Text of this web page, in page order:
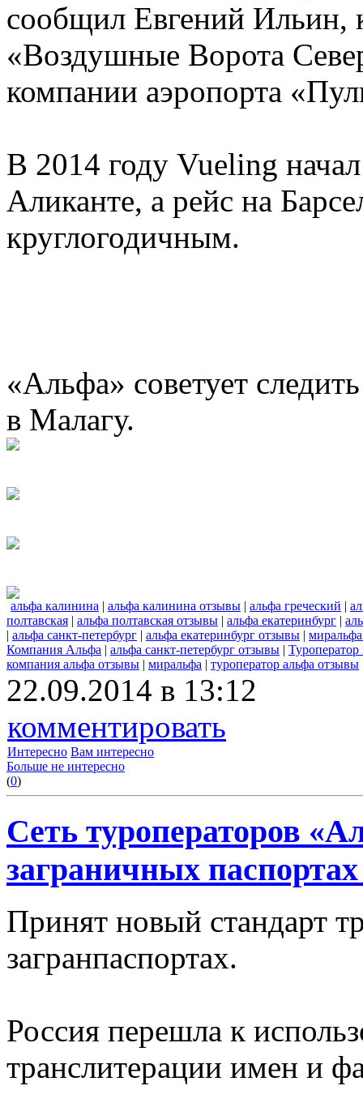
сообщил Евгений
«Воздушные Ворота
компании аэропорта
В 2014 году Vueling
Аликанте, а рейс на
круглогодичным.
«Альфа» советует
в Малагу.
альфа калинина | альфа калинина отзывы | альфа греческий |
полтавская | альфа полтавская отзывы | альфа екатеринбург |
| альфа санкт-петербург | альфа екатеринбург отзывы |
Компания Альфа | альфа санкт-петербург отзывы |
компания альфа отзывы | миральфа | туроператор альфа отзывы
22.09.2014 в 13:12
комментировать
Интересно Вам интересно
Больше не интересно
(0)
Сеть туроператоров
заграничных
Принят новый стандарт
загранпаспортах.
Россия перешла к
транслитерации имен и